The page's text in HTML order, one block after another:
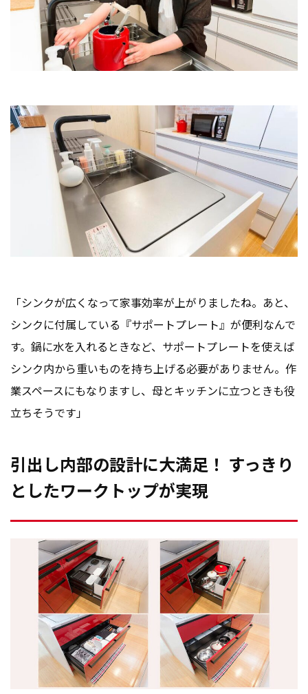
「シンクが広くなって家事効率が上がりましたね。あと、
シンクに付属している『サポートプレート』が便利なんで
す。鍋に水を入れるときなど、サポートプレートを使えば
シンク内から重いものを持ち上げる必要がありません。作
業スペースにもなりますし、母とキッチンに立つときも役
立ちそうです」
引出し内部の設計に大満足！ すっきり
としたワークトップが実現